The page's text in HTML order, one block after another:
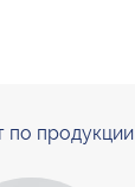
по продукции